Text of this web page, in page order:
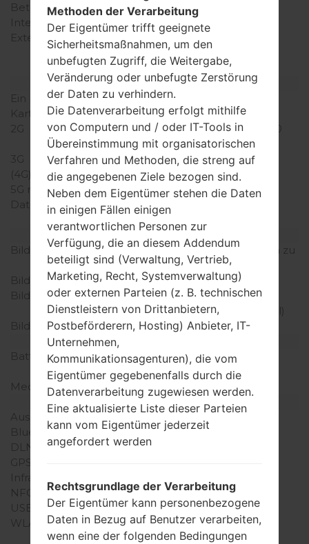
Betriebsgedächtnis
140MB
Interner Speicher
Externer Speicher
microSD, zu 32 GB
(dedizierter Slot), 2 GB
included
Netzwerk und Daten
Ein paar Plätze für SIM-
Karten
1 Mini SIM
2G
GSM 850/900/1800/1900
MHz
3G
HSDPA 900/2100 MHz
(4G) LTE
-
5G network
-
Daten
EDGE, GPRS, HSDPA,
HSUPA
Anzeige
Bildschirmgröße
2.8 in (~39.1% Bildschirm zu
Körper Verhältnis)
Bildschirmtyp
IPS LCD
Bildschirmerweiterung
240 x 320 Pixel (~143
Dichte der Pixel pro Zoll)
Bildschirmfarben
16M Farben
Batterie und Tastatur
Batteriekapazität
entfernbar Li-Ion 1280
mAh
Mechanische Tastatur
-
Interfaces
Ausgabe für Audio
3.5mm jack
Bluetooth
Version 2.1, A2DP, EDR
DLNA
GPS
Infrarotanschluss
NFC
Nein
USB
microUSB 2.0
WLAN
Wi-Fi802.11b/g, hotspot
Methoden der Verarbeitung
Der Eigentümer trifft geeignete
Sicherheitsmaßnahmen, um den
unbefugten Zugriff, die Weitergabe,
Veränderung oder unbefugte Zerstörung
der Daten zu verhindern.
Die Datenverarbeitung erfolgt mithilfe
von Computern und / oder IT-Tools in
Übereinstimmung mit organisatorischen
Verfahren und Methoden, die streng auf
die angegebenen Ziele bezogen sind.
Neben dem Eigentümer stehen die Daten
in einigen Fällen einigen
verantwortlichen Personen zur
Verfügung, die an diesem Addendum
beteiligt sind (Verwaltung, Vertrieb,
Marketing, Recht, Systemverwaltung)
oder externen Parteien (z. B. technischen
Dienstleistern von Drittanbietern,
Postbeförderern, Hosting) Anbieter, IT-
Unternehmen,
Kommunikationsagenturen), die vom
Eigentümer gegebenenfalls durch die
Datenverarbeitung zugewiesen werden.
Eine aktualisierte Liste dieser Parteien
kann vom Eigentümer jederzeit
angefordert werden
Rechtsgrundlage der Verarbeitung
Der Eigentümer kann personenbezogene
Daten in Bezug auf Benutzer verarbeiten,
wenn eine der folgenden Bedingungen